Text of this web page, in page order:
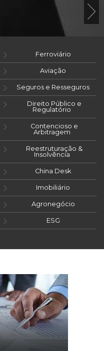
Ferroviário
Aviação
Seguros e Resseguros
Direito Público e
Regulatório
Contencioso e
Arbitragem
Reestruturação &
Insolvência
China Desk
Imobiliário
Agronegócio
ESG